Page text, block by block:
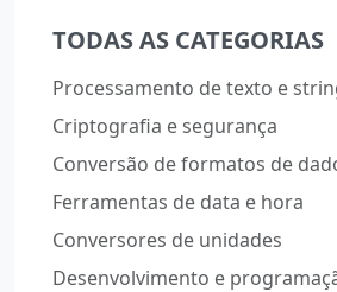
TODAS AS CATEGORIAS
Processamento de texto e
Criptografia e segurança
Conversão de formatos de
Ferramentas de data e hora
Conversores de unidades
Desenvolvimento e